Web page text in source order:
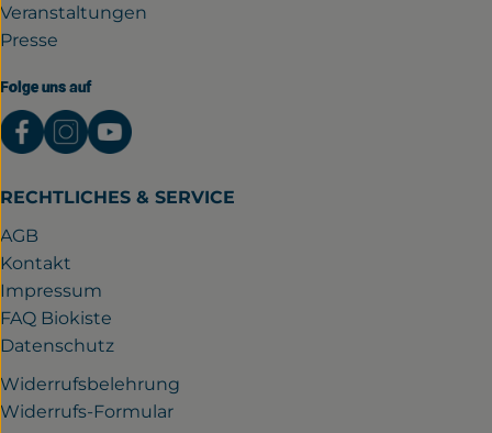
Veranstaltungen
Presse
Folge uns auf
Externer Link zu https://www.facebook.com/
Externer Link zu https://
Externer Link zu https://
RECHTLICHES & SERVICE
AGB
Kontakt
Impressum
FAQ Biokiste
Datenschutz
Widerrufsbelehrung
Widerrufs-Formular